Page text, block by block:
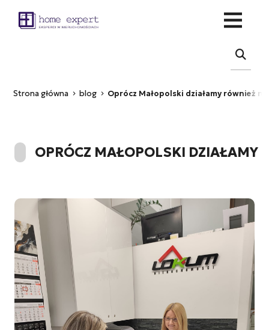
Strona główna blog Oprócz Małopolski działamy również
OPRÓCZ MAŁOPOLSKI DZIAŁAMY